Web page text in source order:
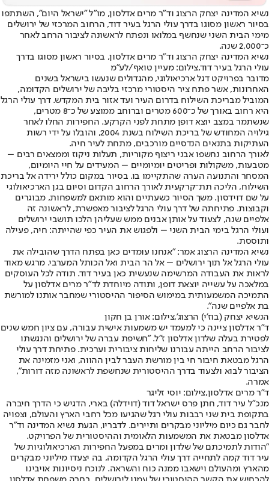
נשיא המדינה יצחק הרצוג וד"ר מרים אדלסון, מו"ל "ישראל היום", השתתפו
בסיור ראשון מסוגו בדרך עולי הרגל בעיר דוד, הרחוב המרכזי של ירושלים
מימי הבית השני שנחשף במלואו ונפתח לראשונה לציבור הרחב לאחר
כ־2,000 שנה.
נשיא המדינה יצחק הרצוג וד"ר מרים אדלסון, בסיור ראשון מסוגו בדרך
עולי הרגל בעיר דוד,צילום: מעיין טואף/לע״מ
מדובר בפרויקט דגל ארכיאולוגי, מהגדולים שנעשו בישראל בשנים
האחרונות, אשר פתח ציר היסטורי מרכזי בליבה של ירושלים הקדומה,
המוביל מבריכת השילוח בדרום העיר ועד אזור בית המקדש. דרך עולי הרגל
היא רחוב באורך של כ־600 מטרים וברוחב ממוצע של כ־8 מטרים,
שנשתמר במצב יוצא דופן מתחת לפני הקרקע. החפירות החלו לאחר
גילויה המחודש של בריכת השילוח בשנת 2004, והובלו על ידי רשות
העתיקות בתנאים הנדסיים מורכבים, מתחת לעיר חיה.
לאורך הרחוב נחשפו אבני ריצוף מקוריות, תעלות ניקוז וממצאים רבים –
מטבעות, משקולות ופריטים יומיומיים – המעידים על חיי היומיום,
המסחר והתנועה הערה שהתקיימו בו. בסיור במקום כולל ירידה אל בריכת
השילוח, הליכה תת־קרקעית לאורך הרחוב הקדום וסיום בגן הארכיאולוגי
על שם דוידסון. משך הסיור כשעתיים והוא מותאם למשפחות, מבוגרים
וקבוצות. פתיחתה של דרך עולי הרגל לציבור מאפשרת, לראשונה זה
אלפיים שנה, לצעוד על אותן אבנים ממש שעליהן הלכו תושבי ירושלים
ועולי הרגל בימי הבית השני – ולפגוש את העיר כפי שהייתה: חיה, פעילה
ותוססת.
נשיא המדינה הרצוג אמר: "אנחנו עומדים כאן בפתח הדרך שהובילה את
עולי הרגל אל תוך ירושלים – אל הר הבית ואל הכותל המערבי. מרגש מאוד
לראות את העבודה המרשימה שנעשית כאן בעיר דוד. תודה לכל העוסקים
במלאכה על עשייה יוצאת דופן, ותודה מיוחדת לד"ר מרים אדלסון על
התמיכה המשמעותית במימוש הסיפור ההיסטורי שמחבר אותנו למורשת
בת אלפיים שנה".
הנשיא יצחק (בוז'י) הרצוג',צילום: אורן בן חקון
ד"ר אדלסון ציינה כי למעמד יש משמעות אישית עבורה, עם ציון חמש שנים
לפטירת בעלה שלדון אדלסון ז"ל. "חשיפת עברה של ירושלים והנגשתו
לציבור הרחב הייתה עבורנו שליחות ציבורית וערכית. פתיחת דרך עולי
הרגל מבטאת חיבור חי בין מורשת העבר לבין ההווה, ואני מזמינה את
הציבור לבוא ולצעוד בדרך ההיסטורית שנחשפת לראשונה מזה דורות",
אמרה.
ד"ר מרים אדלסון,צילום: יוסי זליגר
מנכ"ל עיר דוד, חתן פרס ישראל דוד (דוידלה) בארי, הדגיש כי הדרך חיברה
בתקופת בית שני רבבות עולי רגל שהגיעו מכל רחבי הארץ והעולם, וצפויה
לחבר גם כיום מיליוני מבקרים ותיירים. לדבריו, הגעת נשיא המדינה וד"ר
אדלסון מבטאת את המשמעות הלאומית וההיסטורית של הפרויקט.
״הודות לתמיכתם של שלדון ומרים במפעל החפירות הארכיאולוגיות של
עיר דוד קמה לתחייה דרך עולי הרגל הקדומה, בה יצעדו מיליוני מבקרים
מהארץ ומהעולם וישאבו ממנה כוח והשראה. לנוכח ניסיונות אויבינו